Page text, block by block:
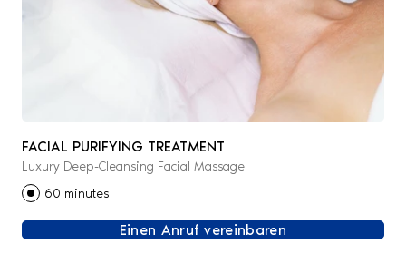
FACIAL PURIFYING TREATMENT
Luxury Deep-Cleansing Facial Massage
60 minutes
Einen Anruf vereinbaren